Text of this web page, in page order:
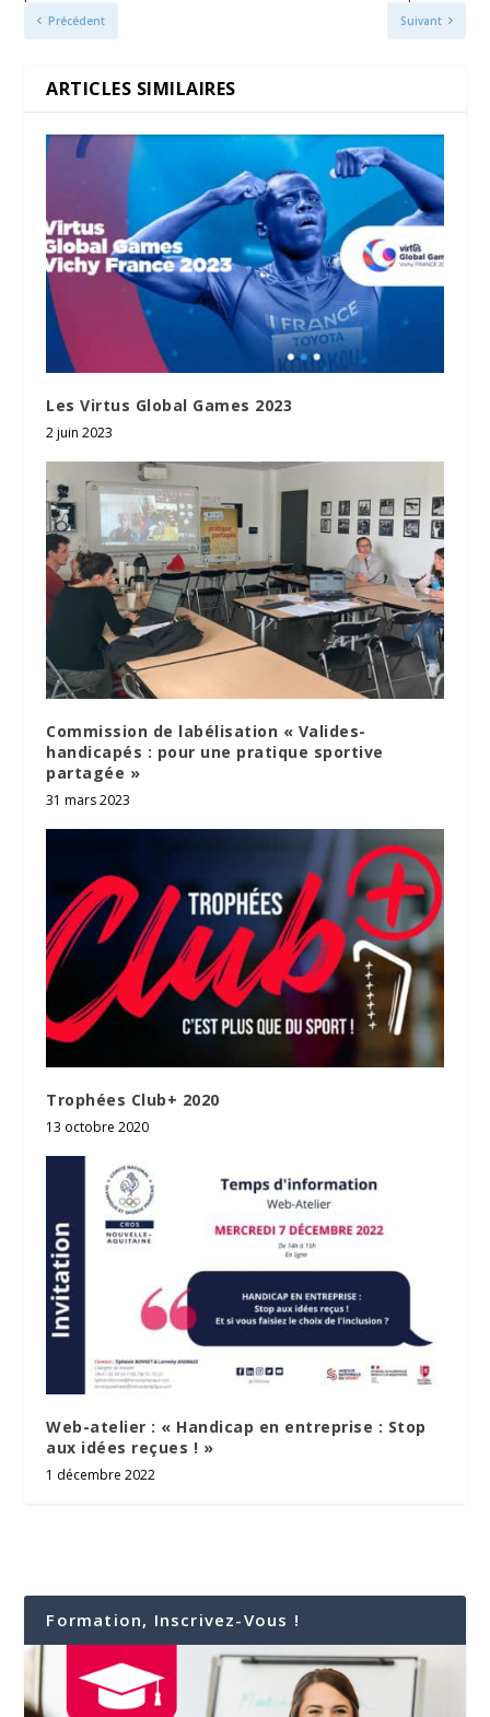
Précédent Suivant
ARTICLES SIMILAIRES
Les Virtus Global Games 2023
2 juin 2023
Commission de labélisation « Valides-
handicapés : pour une pratique sportive
partagée »
31 mars 2023
Trophées Club+ 2020
13 octobre 2020
Web-atelier : « Handicap en entreprise : Stop
aux idées reçues ! »
1 décembre 2022
Formation, Inscrivez-Vous !